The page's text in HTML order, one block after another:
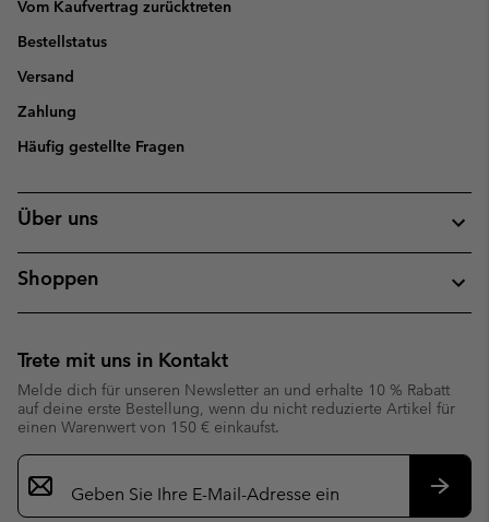
Vom Kaufvertrag zurücktreten
Bestellstatus
Versand
Zahlung
Häufig gestellte Fragen
Über uns
Shoppen
Trete mit uns in Kontakt
Melde dich für unseren Newsletter an und erhalte 10 % Rabatt
auf deine erste Bestellung, wenn du nicht reduzierte Artikel für
einen Warenwert von 150 € einkaufst.
Newsletter-
Anmeldung